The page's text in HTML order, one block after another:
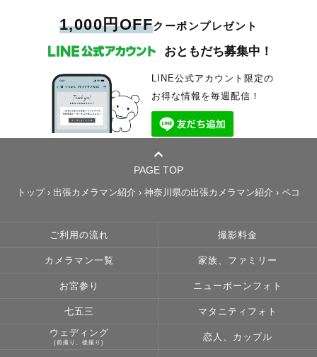
1,000円OFFクーポンプレゼント
おともだち募集中！
LINE公式アカウント限定の
お得な情報を毎週配信！
PAGE TOP
トップ › 出張カメラマン紹介 › 神奈川県の出張カメラマン紹介 › ペコ
ご利用の流れ 撮影料金
カメラマン一覧 家族、ファミリー
お宮参り ニューボーンフォト
七五三 マタニティフォト
ウェディング
(前撮り、後撮り)
恋人、カップル